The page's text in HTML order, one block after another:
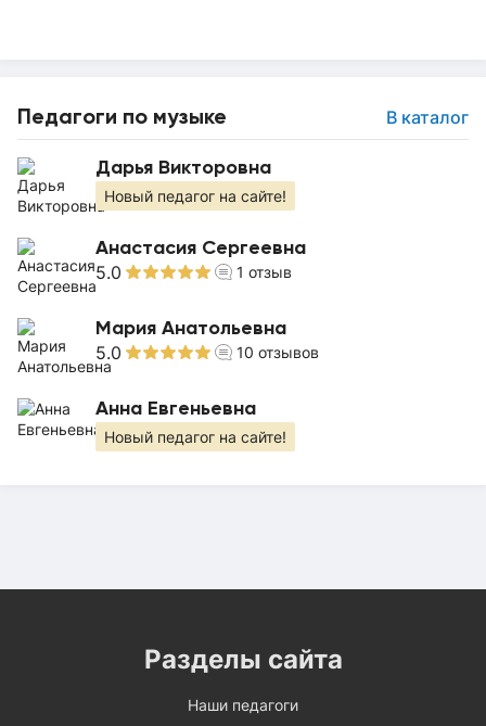
Педагоги по музыке В каталог
Дарья Викторовна
Новый педагог на сайте!
Анастасия Сергеевна
5.0 1 отзыв
Мария Анатольевна
5.0 10 отзывов
Анна Евгеньевна
Новый педагог на сайте!
Разделы сайта
Наши педагоги